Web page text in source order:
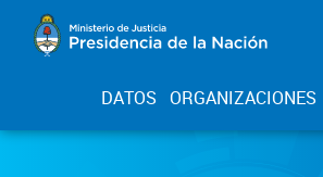
DATOS ORGANIZACIONES